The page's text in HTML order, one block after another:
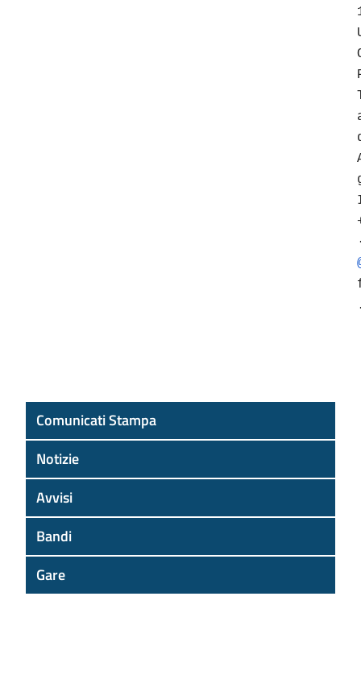
Comunicati Stampa
Notizie
Avvisi
Bandi
Gare